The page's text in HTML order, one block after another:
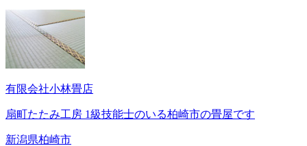
有限会社小林畳店
扇町たたみ工房 1級技能士のいる柏崎市の畳屋です
新潟県柏崎市